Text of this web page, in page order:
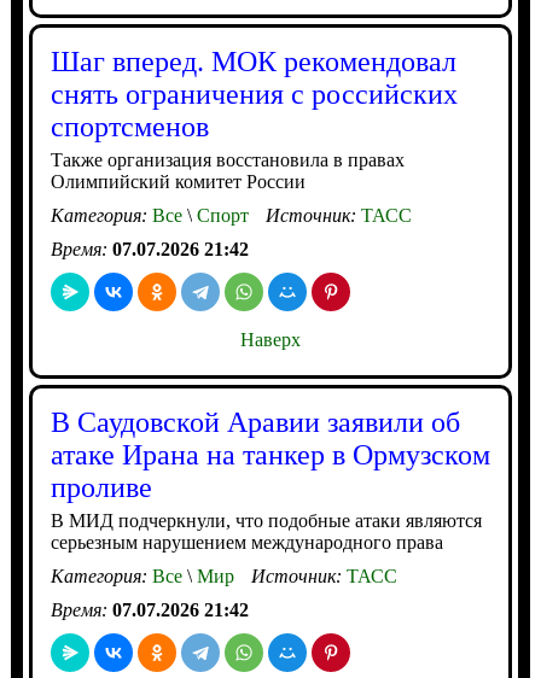
Шаг вперед. МОК рекомендовал
снять ограничения с российских
спортсменов
Также организация восстановила в правах
Олимпийский комитет России
Категория: Все\Спорт Источник: ТАСС
Время: 07.07.2026 21:42
Наверх
В Саудовской Аравии заявили об
атаке Ирана на танкер в Ормузском
проливе
В МИД подчеркнули, что подобные атаки являются
серьезным нарушением международного права
Категория: Все\Мир Источник: ТАСС
Время: 07.07.2026 21:42